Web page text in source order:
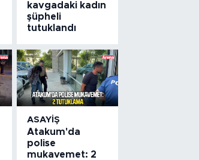
kavgadaki kadın
şüpheli
tutuklandı
ASAYIŞ
Atakum'da
polise
mukavemet: 2